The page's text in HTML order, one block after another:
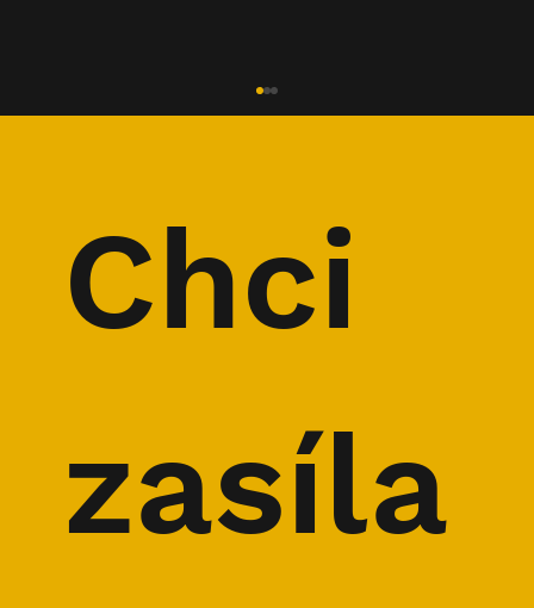
Chci
zasíla